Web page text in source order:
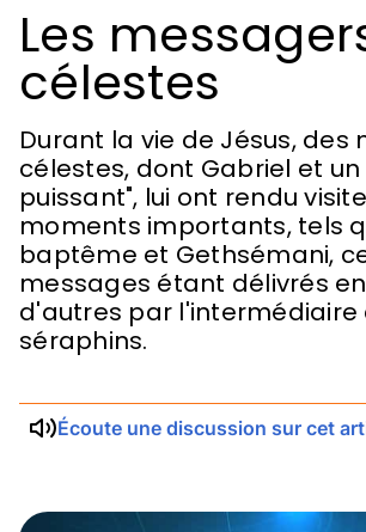
Les
célestes
Durant la vie de Jésus, des
célestes, dont Gabriel et un
puissant", lui ont rendu
moments importants, tels
baptême et Gethsémani,
messages étant délivrés
d'autres par l'intermédiaire
séraphins.
Écoute une discussion sur cet